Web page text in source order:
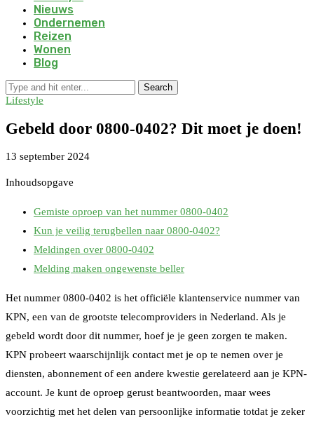
Nieuws
Ondernemen
Reizen
Wonen
Blog
Search
Lifestyle
Gebeld door 0800-0402? Dit moet je doen!
13 september 2024
Inhoudsopgave
Gemiste oproep van het nummer 0800-0402
Kun je veilig terugbellen naar 0800-0402?
Meldingen over 0800-0402
Melding maken ongewenste beller
Het nummer 0800-0402 is het officiële klantenservice nummer van
KPN, een van de grootste telecomproviders in Nederland. Als je
gebeld wordt door dit nummer, hoef je je geen zorgen te maken.
KPN probeert waarschijnlijk contact met je op te nemen over je
diensten, abonnement of een andere kwestie gerelateerd aan je KPN-
account. Je kunt de oproep gerust beantwoorden, maar wees
voorzichtig met het delen van persoonlijke informatie totdat je zeker